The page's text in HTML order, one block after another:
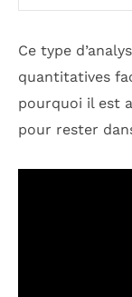
Ce type
quantitatives
pourquoi il est
pour rester